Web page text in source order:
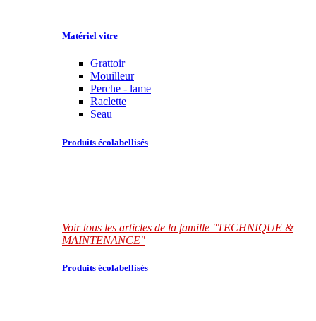
Matériel vitre
Grattoir
Mouilleur
Perche - lame
Raclette
Seau
Produits écolabellisés
Voir tous les articles de la famille "TECHNIQUE &
MAINTENANCE"
Produits écolabellisés